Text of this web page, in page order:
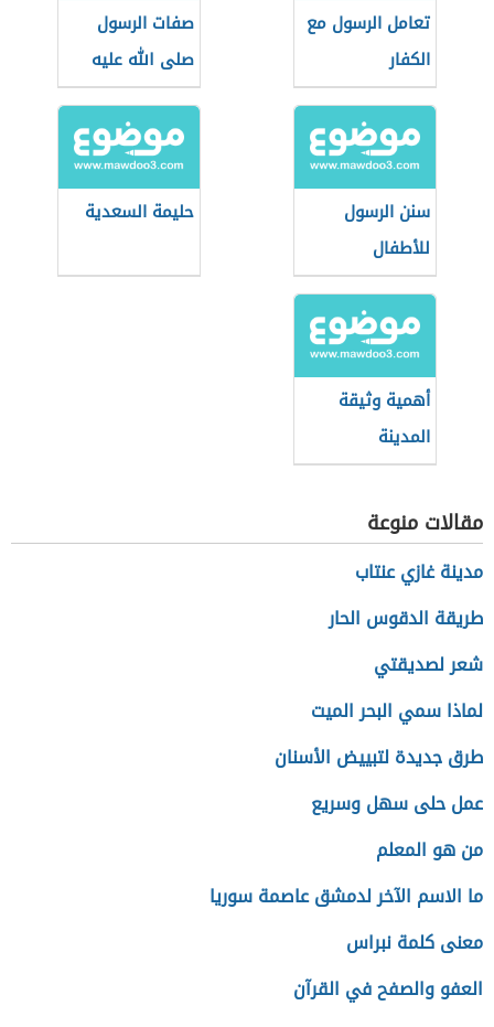
تعامل الرسول مع
الكفار
صفات الرسول
صلى الله عليه
وسلم الجسدية
سنن الرسول
للأطفال
حليمة السعدية
أهمية وثيقة
المدينة
مقالات منوعة
مدينة غازي عنتاب
طريقة الدقوس الحار
شعر لصديقتي
لماذا سمي البحر الميت
طرق جديدة لتبييض الأسنان
عمل حلى سهل وسريع
من هو المعلم
ما الاسم الآخر لدمشق عاصمة سوريا
معنى كلمة نبراس
العفو والصفح في القرآن